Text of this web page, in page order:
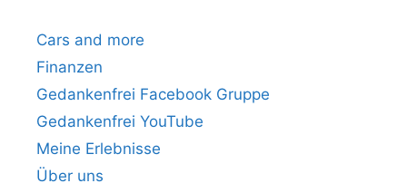
Cars and more
Finanzen
Gedankenfrei Facebook Gruppe
Gedankenfrei YouTube
Meine Erlebnisse
Über uns